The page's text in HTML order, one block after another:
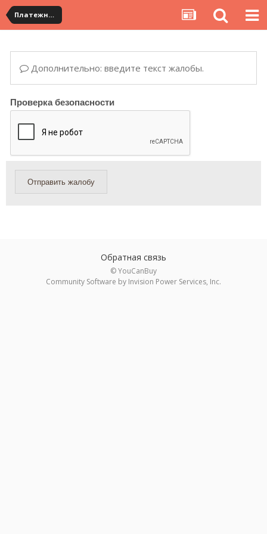
Платежная система ALIPAY и оплата банковскими картами
Дополнительно: введите текст жалобы.
Проверка безопасности
Отправить жалобу
Обратная связь
© YouCanBuy
Community Software by Invision Power Services, Inc.